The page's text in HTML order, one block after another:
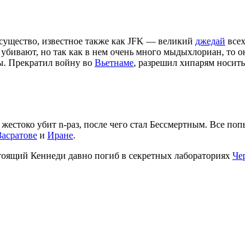
известное также как JFK — великий джедай
но так как в нем очень много мыдыхлориан, то
Прекратил войну во Вьетнаме, разрешил хипарям
убит n-раз, после чего стал Бессмертным. Все
и Иране.
Кеннеди давно погиб в секретных лабораториях